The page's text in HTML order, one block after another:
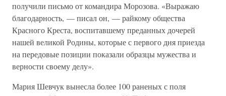
получили письмо от командира Морозова. «Выражаю
благодарность, — писал он, — райкому общества
Красного Креста, воспитавшему преданных дочерей
нашей великой Родины, которые с первого дня приезда
на передовые позиции показали образцы мужества и
верности своему делу».
Мария Шевчук вынесла более 100 раненых с поля